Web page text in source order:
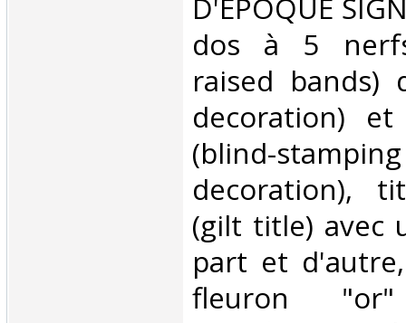
D'EPOQUE
dos à 5
raised bands)
decoration)
(blind-
decoration),
(gilt title) avec
part et
fleuron